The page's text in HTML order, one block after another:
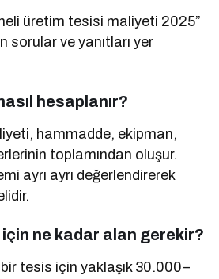
üretim tesisi maliyeti 2025”
sorular ve yanıtları yer
hesaplanır?
hammadde, ekipman,
toplamından oluşur.
ayrı ayrı değerlendirerek
için ne kadar alan gerekir?
tesis için yaklaşık 30.000–